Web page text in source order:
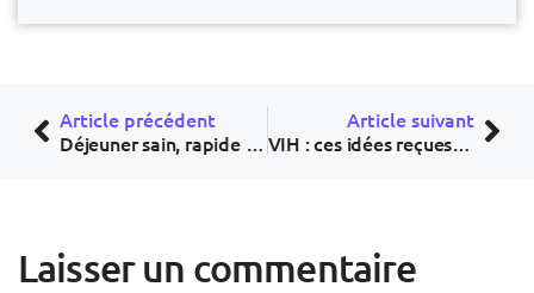
Article précédent
Déjeuner sain, rapide et protéiné : la tendance qui bouleverse la pause midi (et nos idées reçues sur l’équilibre alimentaire)
Article suivant
VIH : ces idées reçues qui empêchent les jeunes de se protéger
Laisser un commentaire